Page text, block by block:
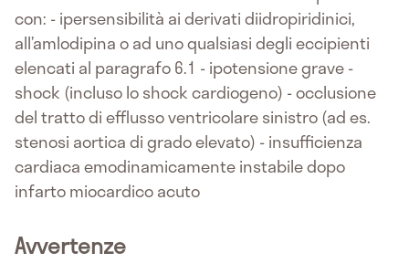
con: - ipersensibilità ai derivati diidropiridinici,
all’amlodipina o ad uno qualsiasi degli eccipienti
elencati al paragrafo 6.1 - ipotensione grave -
shock (incluso lo shock cardiogeno) - occlusione
del tratto di efflusso ventricolare sinistro (ad es.
stenosi aortica di grado elevato) - insufficienza
cardiaca emodinamicamente instabile dopo
infarto miocardico acuto
Avvertenze